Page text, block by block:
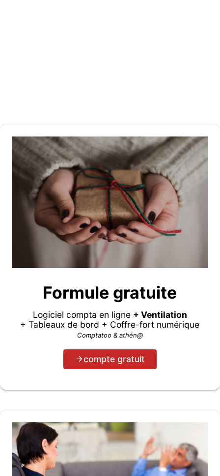
Formule gratuite
Logiciel compta en ligne + Ventilation
+ Tableaux de bord + Coffre-fort numérique
Comptatoo & athén@
compte gratuit